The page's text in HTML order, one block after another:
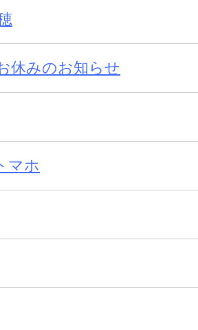
休みのお知らせ
マホ